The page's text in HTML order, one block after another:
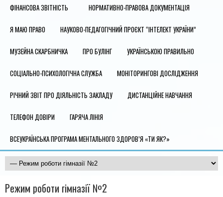
ФІНАНСОВА ЗВІТНІСТЬ НОРМАТИВНО-ПРАВОВА ДОКУМЕНТАЦІЯ
Я МАЮ ПРАВО НАУКОВО-ПЕДАГОГІЧНИЙ ПРОЄКТ “ІНТЕЛЕКТ УКРАЇНИ”
МУЗЕЙНА СКАРБНИЧКА ПРО БУЛІНГ УКРАЇНСЬКОЮ ПРАВИЛЬНО
СОЦІАЛЬНО-ПСИХОЛОГІЧНА СЛУЖБА МОНІТОРИНГОВІ ДОСЛІДЖЕННЯ
РІЧНИЙ ЗВІТ ПРО ДІЯЛЬНІСТЬ ЗАКЛАДУ ДИСТАНЦІЙНЕ НАВЧАННЯ
ТЕЛЕФОН ДОВІРИ ГАРЯЧА ЛІНІЯ
ВСЕУКРАЇНСЬКА ПРОГРАМА МЕНТАЛЬНОГО ЗДОРОВ’Я «ТИ ЯК?»
Режим роботи гімназії №2